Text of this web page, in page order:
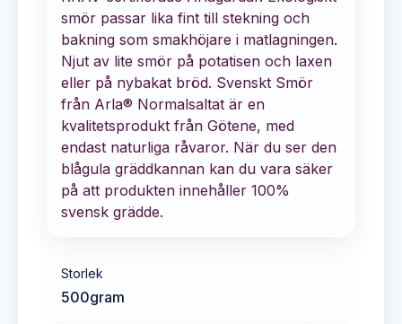
smör passar lika fint till stekning och
bakning som smakhöjare i matlagningen.
Njut av lite smör på potatisen och laxen
eller på nybakat bröd. Svenskt Smör
från Arla® Normalsaltat är en
kvalitetsprodukt från Götene, med
endast naturliga råvaror. När du ser den
blågula gräddkannan kan du vara säker
på att produkten innehåller 100%
svensk grädde.
Storlek
500gram